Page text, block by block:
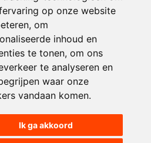
op onze website
om
inhoud en
te tonen, om ons
te analyseren en
waar onze
vandaan komen.
Ik ga akkoord